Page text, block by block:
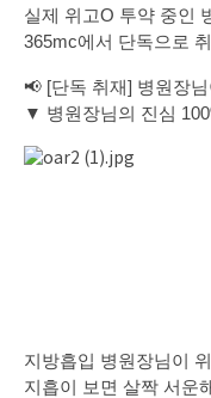
실제 위고O 투약 중인
365mc에서 단독으로
📢 [단독 취재] 병원장
▼ 병원장님의 진심
지방흡입 병원장님이
지흡이 보면 살짝 서운